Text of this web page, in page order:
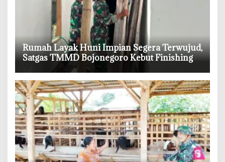
‎Rumah Layak Huni Impian Segera Terwujud,
Satgas TMMD Bojonegoro Kebut Finishing